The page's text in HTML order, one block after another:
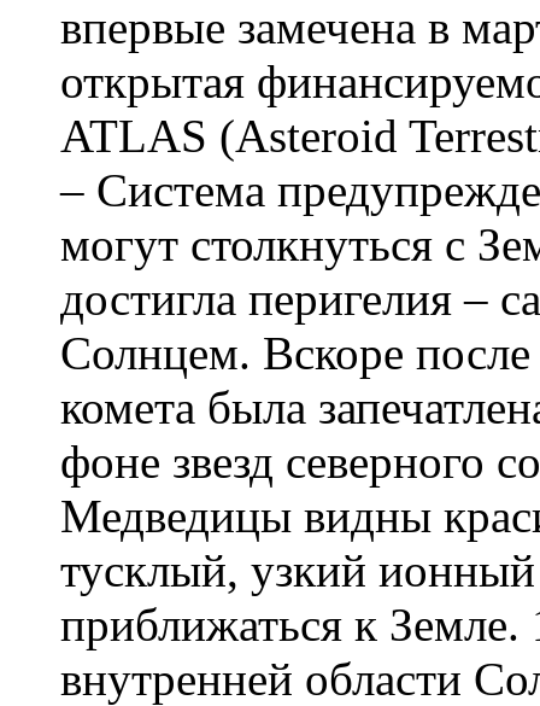
впервые замечена в
открытая
ATLAS (Asteroid
– Система
могут столкнуться с
достигла перигелия –
Солнцем. Вскоре после
комета была
фоне звезд северного
Медведицы видны
тусклый, узкий
приближаться к Земле.
внутренней области